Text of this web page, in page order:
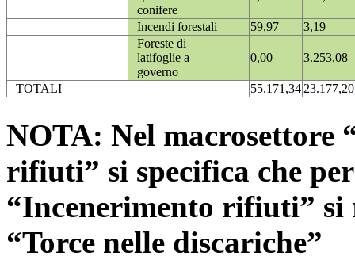
conifere
Incendi forestali 59,97
3,19
Foreste di
latifoglie a
governo
0,00 3.253,08
TOTALI 55.171,3423.177,20
NOTA: Nel macrosettore
rifiuti” si specifica che
“Incenerimento rifiuti”
“Torce nelle discariche”